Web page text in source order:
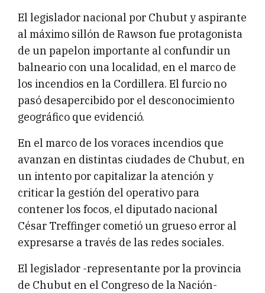
El legislador nacional por Chubut y aspirante
al máximo sillón de Rawson fue protagonista
de un papelon importante al confundir un
balneario con una localidad, en el marco de
los incendios en la Cordillera. El furcio no
pasó desapercibido por el desconocimiento
geográfico que evidenció.
En el marco de los voraces incendios que
avanzan en distintas ciudades de Chubut, en
un intento por capitalizar la atención y
criticar la gestión del operativo para
contener los focos, el diputado nacional
César Treffinger cometió un grueso error al
expresarse a través de las redes sociales.
El legislador -representante por la provincia
de Chubut en el Congreso de la Nación-